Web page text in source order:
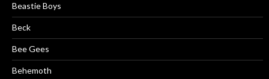
Beastie Boys
Beck
Bee Gees
Behemoth